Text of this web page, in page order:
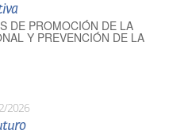
DE PROMOCIÓN DE LA
Y PREVENCIÓN DE LA
2026